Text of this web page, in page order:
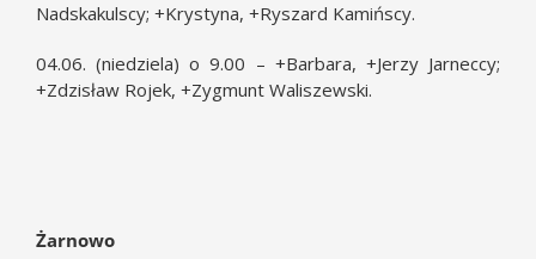
Nadskakulscy; +Krystyna, +Ryszard Kamińscy.
04.06. (niedziela) o 9.00 – +Barbara, +Jerzy Jarneccy;
+Zdzisław Rojek, +Zygmunt Waliszewski.
Żarnowo